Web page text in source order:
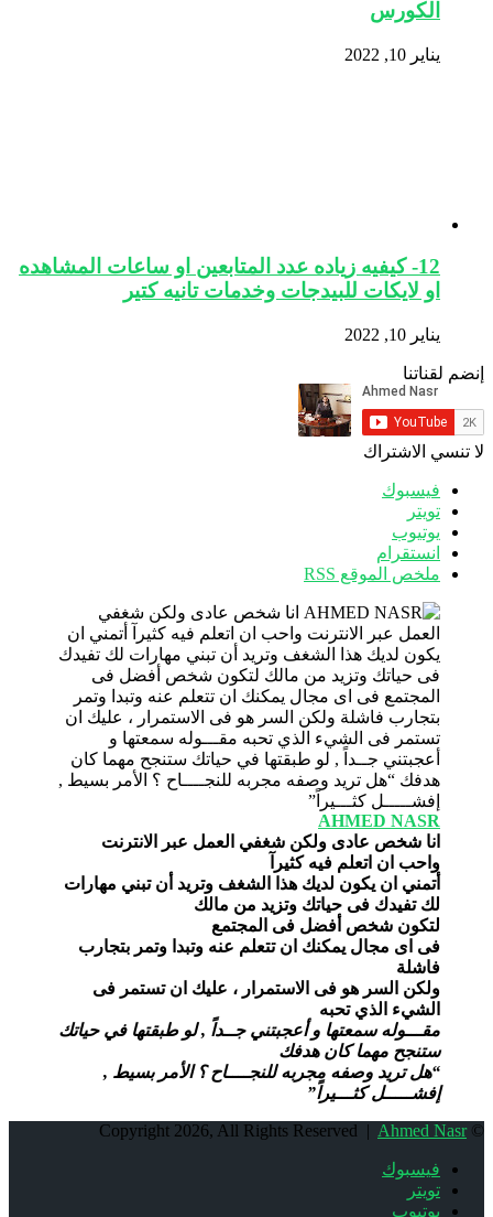
الكورس
يناير 10, 2022
12- كيفيه زياده عدد المتابعين او ساعات المشاهده
او لايكات للبيدجات وخدمات تانيه كتير
يناير 10, 2022
إنضم لقناتنا
لا تنسي الاشتراك
فيسبوك
تويتر
يوتيوب
انستقرام
ملخص الموقع RSS
AHMED NASR
انا شخص عادى ولكن شغفي العمل عبر الانترنت
واحب ان اتعلم فيه كثيرآ
أتمني ان يكون لديك هذا الشغف وتريد أن تبني مهارات
لك تفيدك فى حياتك وتزيد من مالك
لتكون شخص أفضل فى المجتمع
فى اى مجال يمكنك ان تتعلم عنه وتبدا وتمر بتجارب
فاشلة
ولكن السر هو فى الاستمرار ، عليك ان تستمر فى
الشيء الذي تحبه
مقـــوله سمعتها و أعجبتني جــداً , لو طبقتها في حياتك
ستنجح مهما كان هدفك
“هل تريد وصفه مجربه للنجــــاح ؟ الأمر بسيط ,
إفشـــــل كثـــيراً”
© Copyright 2026, All Rights Reserved |
Ahmed Nasr
فيسبوك
تويتر
يوتيوب